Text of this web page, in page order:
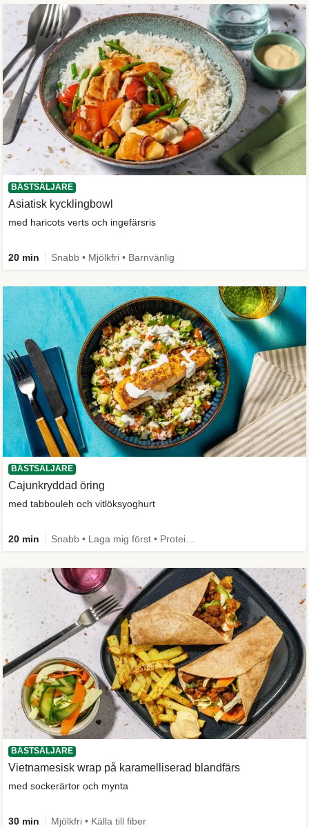
BÄSTSÄLJARE
Asiatisk kycklingbowl
med haricots verts och ingefärsris
20 min Snabb • Mjölkfri • Barnvänlig
BÄSTSÄLJARE
Cajunkryddad öring
med tabbouleh och vitlöksyoghurt
20 min
BÄSTSÄLJARE
Vietnamesisk wrap på karamelliserad blandfärs
med sockerärtor och mynta
30 min Mjölkfri • Källa till fiber